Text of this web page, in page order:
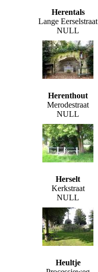
Herentals
Lange Eerselstraat
NULL
Herenthout
Merodestraat
NULL
Herselt
Kerkstraat
NULL
Heultje